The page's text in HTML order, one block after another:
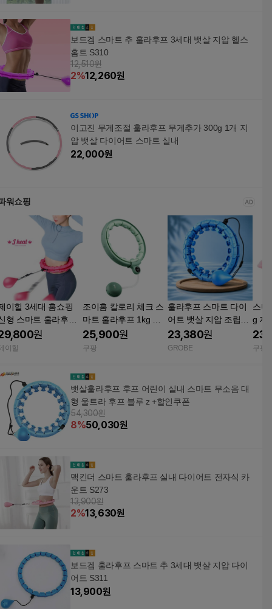
보드겜 스마트 추 훌라후프 3세대 뱃살 지압 헬스
홈트 S310
12,510원
2%12,260원
이고진 무게조절 훌라후프 무게추가 300g 1개 지
압 뱃살 다이어트 스마트 실내
22,000원
워쇼핑
이힐 3세대 홈쇼핑
형 스마트 훌라후프
산소 마사지 다이어
추 뱃살 지압 훌라우
원
이힐
조이홈 칼로리 체크 스
마트 훌라후프 1kg 그
린 홈트레이닝기구 복
부비만 헬스용품 허리
25,900원
쿠팡
훌라후프 스마트 다이
어트 뱃살 지압 조립식
홈트 무게조절 24마디
카운팅 효과 스프링 추
23,380원
GROBE
스마
g 지
고
이닝
쿠팡
뱃살훌라후프 후프 어린이 실내 스마트 무소음 대
형 울트라 후프 블루 z +할인쿠폰
54,300원
8%50,030원
맥킨더 스마트 훌라후프 실내 다이어트 전자식 카
운트 S273
13,900원
2%13,630원
보드겜 훌라후프 스마트 추 3세대 뱃살 지압 다이
어트 S311
13,900원